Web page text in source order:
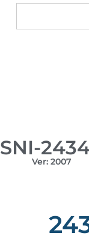
SNI-
Ver: 2007